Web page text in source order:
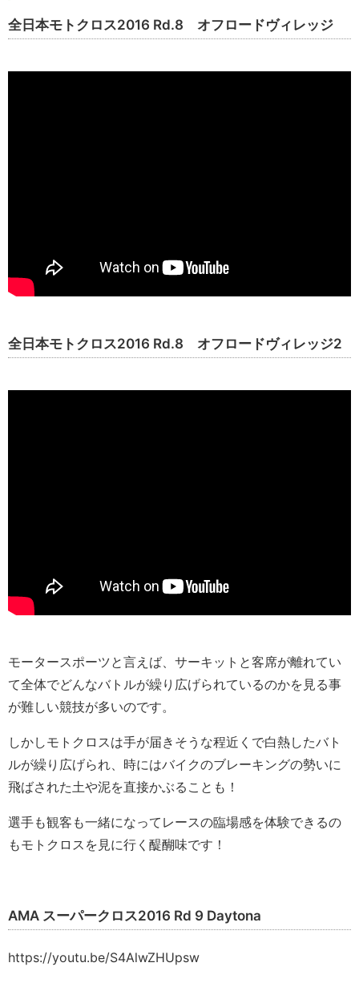
全日本モトクロス2016 Rd.8 オフロードヴィレッジ
全日本モトクロス2016 Rd.8 オフロードヴィレッジ2
モータースポーツと言えば、サーキットと客席が離れてい
て全体でどんなバトルが繰り広げられているのかを見る事
が難しい競技が多いのです。
しかしモトクロスは手が届きそうな程近くで白熱したバト
ルが繰り広げられ、時にはバイクのブレーキングの勢いに
飛ばされた土や泥を直接かぶることも！
選手も観客も一緒になってレースの臨場感を体験できるの
もモトクロスを見に行く醍醐味です！
AMA スーパークロス2016 Rd 9 Daytona
https://youtu.be/S4AlwZHUpsw